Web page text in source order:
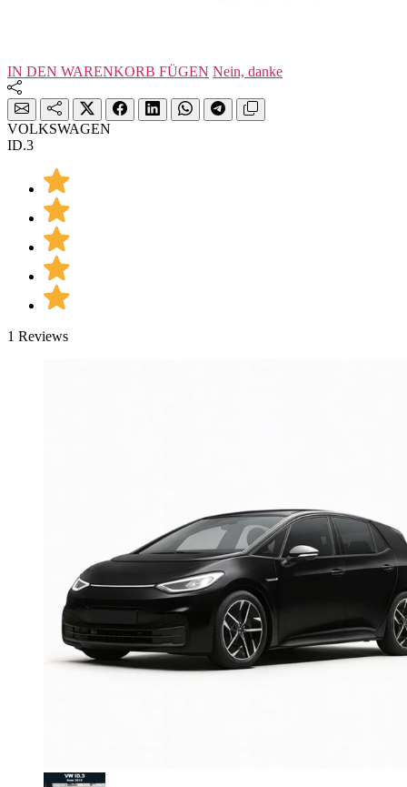
IN DEN WARENKORB FÜGEN Nein, danke
VOLKSWAGEN
ID.3
1 Reviews